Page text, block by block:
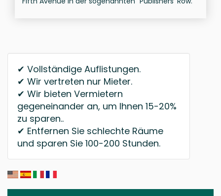
✔ Vollständige Auflistungen.
✔ Wir vertreten nur Mieter.
✔ Wir bieten Vermietern
gegeneinander an, um Ihnen 15-20%
zu sparen..
✔ Entfernen Sie schlechte Räume
und sparen Sie 100-200 Stunden.